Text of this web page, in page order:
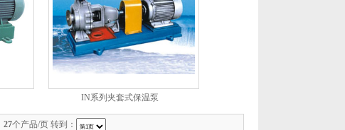
IN系列夹套式保温泵
27个产品/页 转到：